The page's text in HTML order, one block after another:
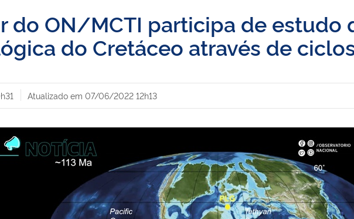
do ON/MCTI participa de estudo
do Cretáceo através de
Atualizado em 07/06/2022 12h13